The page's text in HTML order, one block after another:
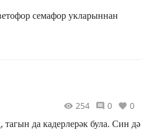
семафор укларыннан
254 0 0
да кадерлерәк була. Син дә